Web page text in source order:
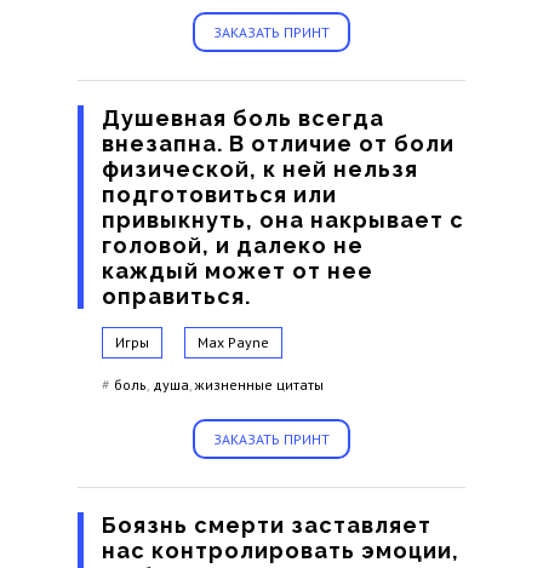
ЗАКАЗАТЬ ПРИНТ
Душевная боль всегда
внезапна. В отличие от боли
физической, к ней нельзя
подготовиться или
привыкнуть, она накрывает с
головой, и далеко не
каждый может от нее
оправиться.
Игры Max Payne
# боль, душа,жизненные цитаты
ЗАКАЗАТЬ ПРИНТ
Боязнь смерти заставляет
нас контролировать эмоции,